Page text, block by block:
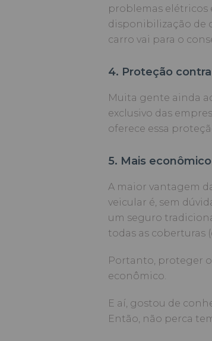
problemas elétricos
disponibilização de
carro vai para o
4. Proteção
Muita gente ainda
exclusivo das
oferece essa
5. Mais
A maior vantagem
veicular é, sem
um seguro
todas as coberturas
Portanto, proteger
econômico.
E aí, gostou de
Então, não perca